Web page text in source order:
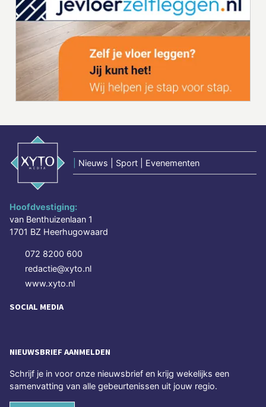
Nieuws | Sport | Evenementen
Hoofdvestiging:
van Benthuizenlaan 1
1701 BZ Heerhugowaard
072 8200 600
redactie@xyto.nl
www.xyto.nl
SOCIAL MEDIA
NIEUWSBRIEF AANMELDEN
Schrijf je in voor onze nieuwsbrief en krijg wekelijks een
samenvatting van alle gebeurtenissen uit jouw regio.